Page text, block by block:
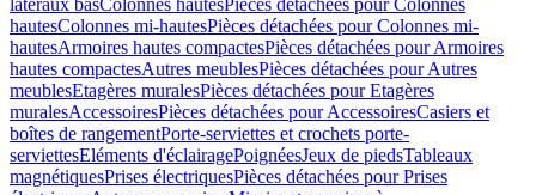
latéraux basColonnes hautesPièces détachées pour Colonnes
hautesColonnes mi-hautesPièces détachées pour Colonnes mi-
hautesArmoires hautes compactesPièces détachées pour Armoires
hautes compactesAutres meublesPièces détachées pour Autres
meublesEtagères muralesPièces détachées pour Etagères
muralesAccessoiresPièces détachées pour AccessoiresCasiers et
boîtes de rangementPorte-serviettes et crochets porte-
serviettesEléments d'éclairagePoignéesJeux de piedsTableaux
magnétiquesPrises électriquesPièces détachées pour Prises